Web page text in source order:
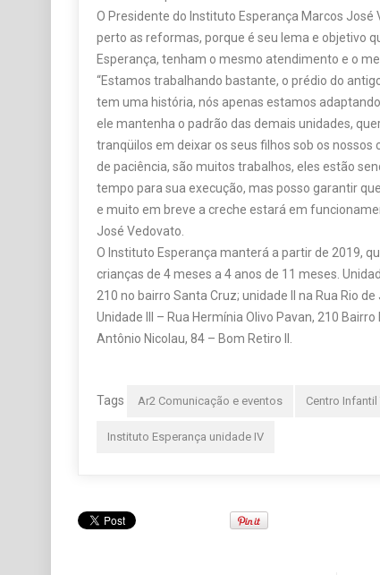
O Presidente do Instituto Esperança Marcos
perto as reformas, porque é seu lema e objetivo
Esperança, tenham o mesmo atendimento e o
“Estamos trabalhando bastante, o prédio do
tem uma história, nós apenas estamos
ele mantenha o padrão das demais unidades,
tranqüilos em deixar os seus filhos sob os nossos
de paciência, são muitos trabalhos, eles estão
tempo para sua execução, mas posso garantir
e muito em breve a creche estará em
José Vedovato.
O Instituto Esperança manterá a partir de 2019,
crianças de 4 meses a 4 anos de 11 meses.
210 no bairro Santa Cruz; unidade II na Rua Rio
Unidade III – Rua Hermínia Olivo Pavan, 210
Antônio Nicolau, 84 – Bom Retiro II.
Tags Ar2 Comunicação e eventos Centro Infantil
Instituto Esperança unidade IV